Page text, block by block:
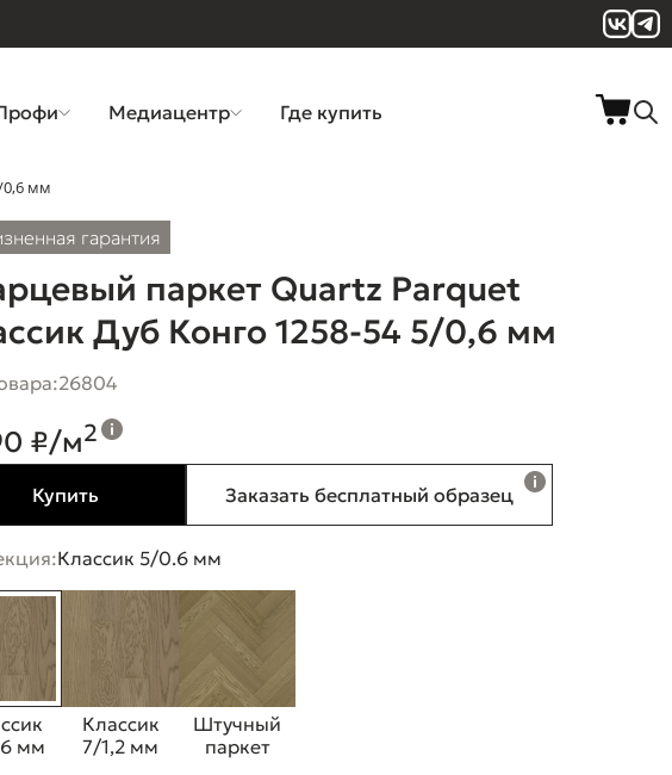
Медиацентр Где купить
0,6 мм
гарантия
паркет Quartz Parquet
Дуб Конго 1258-54 5/0,6 мм
26804
₽/м2
Купить Заказать бесплатный образец
Классик 5/0.6 мм
мм
Классик
7/1,2 мм
Штучный
паркет